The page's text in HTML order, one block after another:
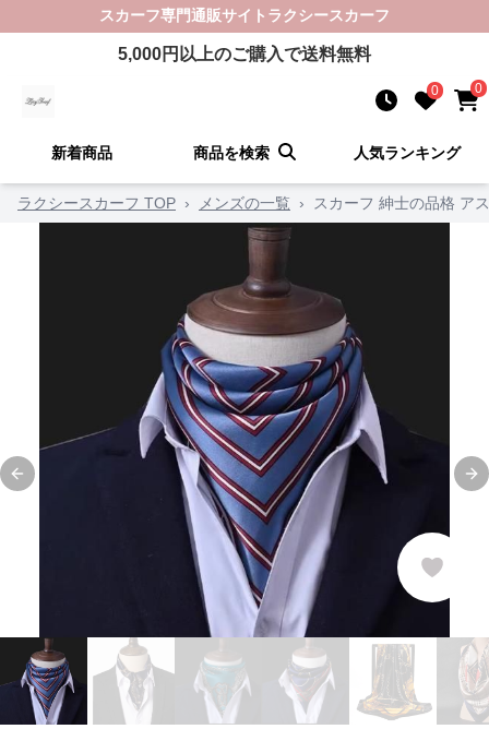
スカーフ専門通販サイト ラクシースカーフ
5,000円以上のご購入で送料無料
0 0
新着商品 商品を検索 人気ランキング
ラクシースカーフ TOP › メンズの一覧 › スカーフ 紳士の品格 ア
Previous slide